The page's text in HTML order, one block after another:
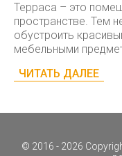
Терраса – это
пространстве. Тем
обустроить
мебельными
ЧИТАТЬ ДАЛЕЕ
© 2016 - 2026